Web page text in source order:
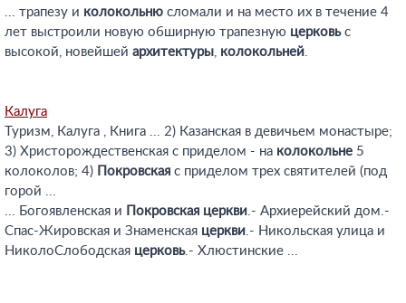
... трапезу и колокольню сломали и на место их в течение 4
лет выстроили новую обширную трапезную церковьс
высокой, новейшей архитектуры, колокольней.
Калуга
Туризм, Калуга , Книга ... 2) Казанская в девичьем монастыре;
3) Христорождественская с приделом - на колокольне 5
колоколов; 4)
Покровская с приделом трех святителей (под
горой ...
... Богоявленская и
Покровская церкви.- Архиерейский дом.-
Спас-Жировская и Знаменская церкви.- Никольская улица и
НиколоСлободская церковь.- Хлюстинские ...